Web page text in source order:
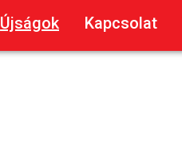
Újságok Kapcsolat